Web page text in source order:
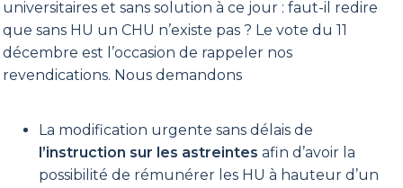
universitaires et sans solution à ce jour : faut-il redire
que sans HU un CHU n’existe pas ? Le vote du 11
décembre est l’occasion de rappeler nos
revendications. Nous demandons
La modification urgente sans délais de
l’instruction sur les astreintes afin d’avoir la
possibilité de rémunérer les HU à hauteur d’un